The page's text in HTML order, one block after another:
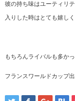
彼の持ち味はユーティリ
入りした時はとても嬉し
もちろんライバルも多か
フランスワールドカップ